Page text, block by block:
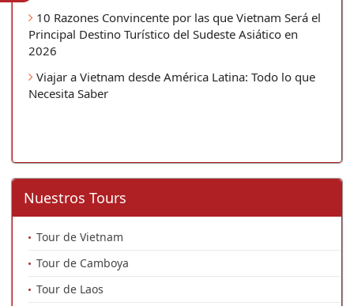
10 Razones Convincente por las que Vietnam Será el
Principal Destino Turístico del Sudeste Asiático en
2026
Viajar a Vietnam desde América Latina: Todo lo que
Necesita Saber
Nuestros Tours
Tour de Vietnam
Tour de Camboya
Tour de Laos